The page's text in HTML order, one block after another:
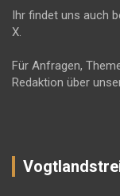
Ihr findet uns auch
X.
Für Anfragen,
Redaktion über